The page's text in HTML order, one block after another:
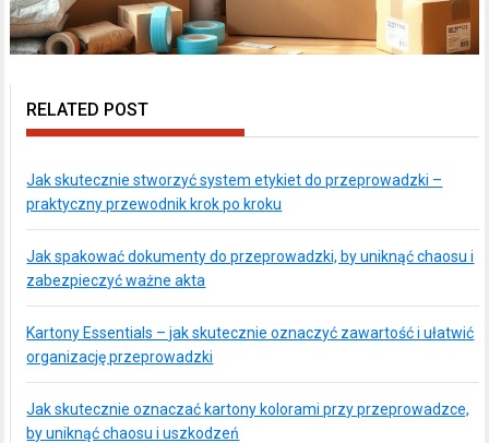
RELATED POST
Jak skutecznie stworzyć system etykiet do przeprowadzki –
praktyczny przewodnik krok po kroku
Jak spakować dokumenty do przeprowadzki, by uniknąć chaosu i
zabezpieczyć ważne akta
Kartony Essentials – jak skutecznie oznaczyć zawartość i ułatwić
organizację przeprowadzki
Jak skutecznie oznaczać kartony kolorami przy przeprowadzce,
by uniknąć chaosu i uszkodzeń